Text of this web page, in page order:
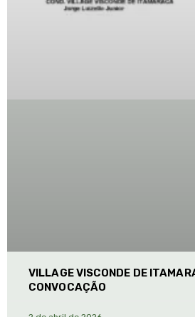
VILLAGE VISCONDE DE
CONVOCAÇÃO